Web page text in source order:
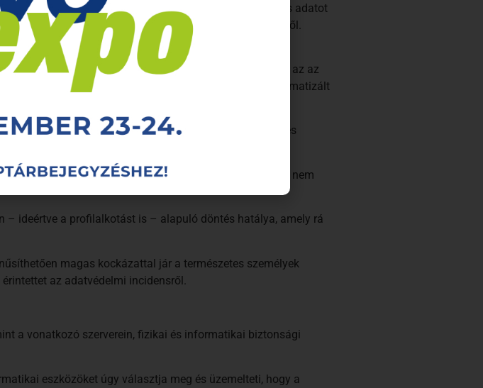
korlátozásról, akivel, illetve amellyel a személyes adatot
kérésére az adatkezelő tájékoztatja e címzettekről.
adatokat tagolt, széles körben használt, géppel
továbbítsa anélkül, hogy ezt akadályozná az az
hozzájáruláson vagy szerződésen alapul és automatizált
arra, hogy bármikor tiltakozzon a rá vonatkozó személyes
kapcsolódik.
ellen, akkor a személyes adatok a továbbiakban e célból nem
– ideértve a profilalkotást is – alapuló döntés hatálya, amely rá
magas kockázattal jár a természetes személyek
az adatvédelmi incidensről.
a vonatkozó szerverein, fizikai és informatikai biztonsági
eszközöket úgy választja meg és üzemelteti, hogy a